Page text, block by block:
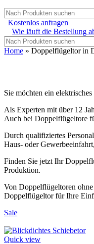
Kostenlos anfragen
Wie läuft die Bestellung
Home » Doppelflügeltor in
Sie möchten ein
Als Experten mit über 12
Auch bei Doppelflügeltore
Durch qualifiziertes
Haus- oder
Finden Sie jetzt Ihr
Produktion.
Von Doppelflügeltoren
Doppelflügeltor für Ihre
Sale
Quick view